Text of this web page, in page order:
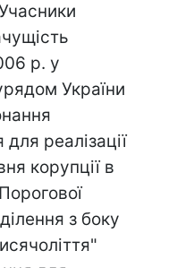
р. у
України
реалізації
корупції в
з боку